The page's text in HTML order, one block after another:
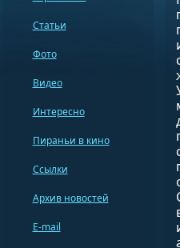
Статьи
Фото
Видео
Интересно
Пираньи в кино
Ссылки
Архив новостей
E-mail